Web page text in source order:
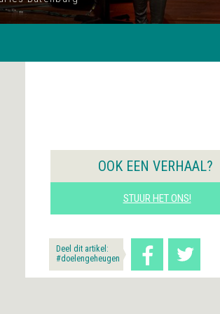
OOK EEN VERHAAL?
STUUR HET ONS!
Deel dit artikel:
#doelengeheugen